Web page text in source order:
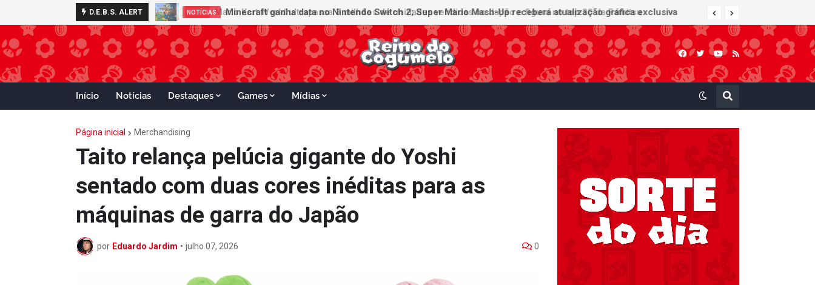
D.E.B.S. ALERT NOTÍCIAS Minecraft ganha data no Nintendo Switch 2; Super Mario Mash-Up receberá atualização gráfica exclusiva
Início Notícias Destaques Games Mídias
Página inicial Merchandising
Taito relança pelúcia gigante do Yoshi
sentado com duas cores inéditas para as
máquinas de garra do Japão
por Eduardo Jardim • julho 07, 2026 0